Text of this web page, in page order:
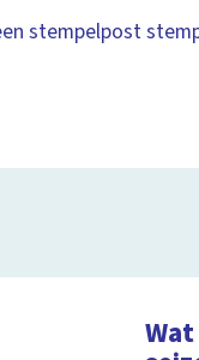
stempelpost